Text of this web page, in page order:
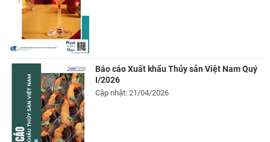
Báo cáo Xuất khẩu Thủy sản Việt Nam Quý
I/2026
Cập nhật: 21/04/2026